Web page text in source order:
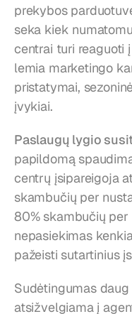
prekybos
seka kiek
centrai turi reaguoti
lemia marketingo
pristatymai,
įvykiai.
Paslaugų lygio
papildomą
centrų įsipareigoja
skambučių per
80% skambučių
nepasiekimas
pažeisti sutartinius
Sudėtingumas
atsižvelgiama į